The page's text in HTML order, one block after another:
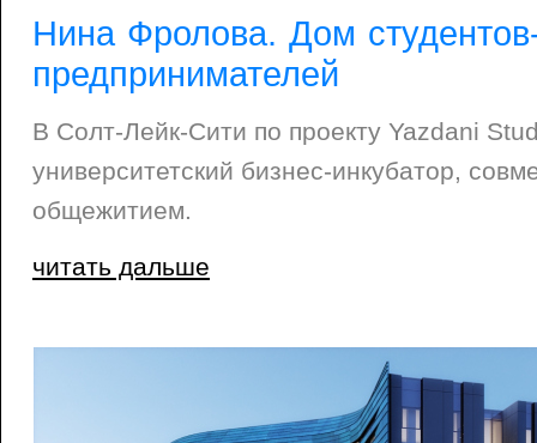
Нина Фролова. Дом
предпринимателей
В Солт-Лейк-Сити по проекту Yazdani
университетский бизнес-инкубатор,
общежитием.
читать дальше